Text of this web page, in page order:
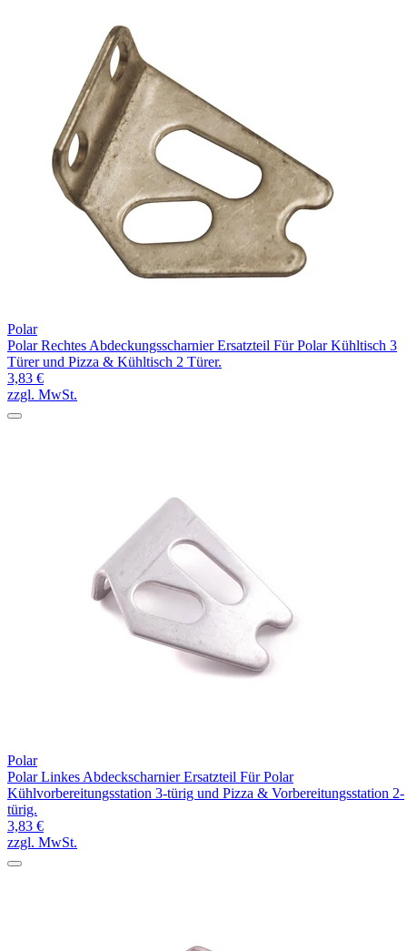
Polar
Polar Rechtes Abdeckungsscharnier Ersatzteil Für Polar Kühltisch 3
Türer und Pizza & Kühltisch 2 Türer.
3,83 €
zzgl. MwSt.
Polar
Polar Linkes Abdeckscharnier Ersatzteil Für Polar
Kühlvorbereitungsstation 3-türig und Pizza & Vorbereitungsstation 2-
türig.
3,83 €
zzgl. MwSt.